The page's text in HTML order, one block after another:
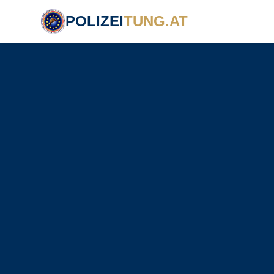
POLIZEITUNG.AT